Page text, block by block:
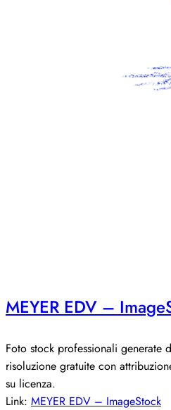
MEYER EDV –
Foto stock professionali generate
risoluzione gratuite con
su licenza.
Link: MEYER EDV – ImageStock